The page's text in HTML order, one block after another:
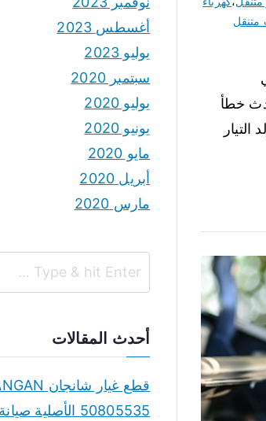
متنقل
خطأ
أغسطس 2023
يوليو 2023
سبتمبر 2020
يوليو 2020
يونيو 2020
مايو 2020
أبريل 2020
مارس 2020
أحدث المقالات
50805535 الأصلية صيانة فورية